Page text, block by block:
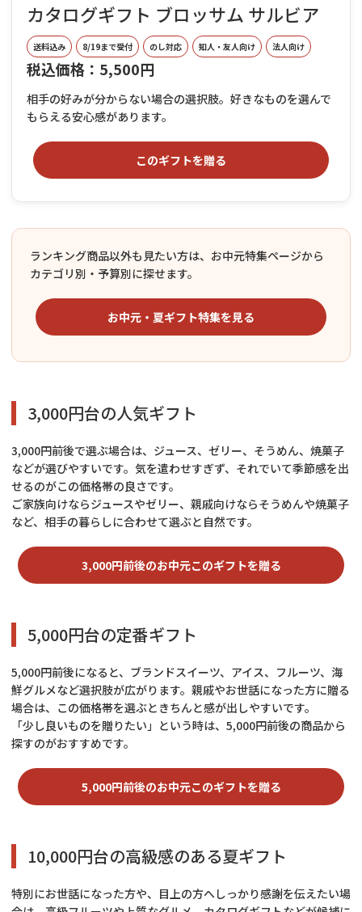
カタログギフト ブロッサム サルビア
送料込み 8/19まで受付 のし対応 知人・友人向け 法人向け
税込価格：5,500円
相手の好みが分からない場合の選択肢。好きなものを選んで
もらえる安心感があります。
このギフトを贈る
ランキング商品以外も見たい方は、お中元特集ページから
カテゴリ別・予算別に探せます。
お中元・夏ギフト特集を見る
3,000円台の人気ギフト
3,000円前後で選ぶ場合は、ジュース、ゼリー、そうめん、焼菓子
などが選びやすいです。気を遣わせすぎず、それでいて季節感を出
せるのがこの価格帯の良さです。
ご家族向けならジュースやゼリー、親戚向けならそうめんや焼菓子
など、相手の暮らしに合わせて選ぶと自然です。
3,000円前後のお中元このギフトを贈る
5,000円台の定番ギフト
5,000円前後になると、ブランドスイーツ、アイス、フルーツ、海
鮮グルメなど選択肢が広がります。親戚やお世話になった方に贈る
場合は、この価格帯を選ぶときちんと感が出しやすいです。
「少し良いものを贈りたい」という時は、5,000円前後の商品から
探すのがおすすめです。
5,000円前後のお中元このギフトを贈る
10,000円台の高級感のある夏ギフト
特別にお世話になった方や、目上の方へしっかり感謝を伝えたい場